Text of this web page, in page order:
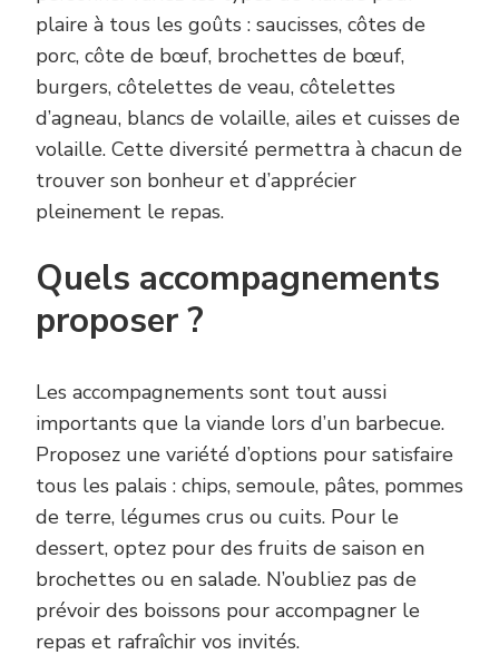
plaire à tous les goûts : saucisses, côtes de
porc, côte de bœuf, brochettes de bœuf,
burgers, côtelettes de veau, côtelettes
d’agneau, blancs de volaille, ailes et cuisses de
volaille. Cette diversité permettra à chacun de
trouver son bonheur et d’apprécier
pleinement le repas.
Quels accompagnements
proposer ?
Les accompagnements sont tout aussi
importants que la viande lors d’un barbecue.
Proposez une variété d’options pour satisfaire
tous les palais : chips, semoule, pâtes, pommes
de terre, légumes crus ou cuits. Pour le
dessert, optez pour des fruits de saison en
brochettes ou en salade. N’oubliez pas de
prévoir des boissons pour accompagner le
repas et rafraîchir vos invités.